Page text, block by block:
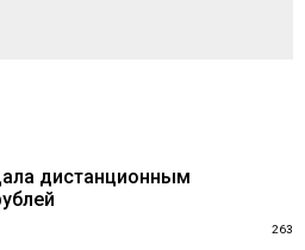
дистанционным
263